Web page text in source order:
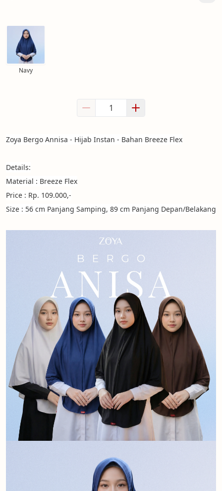
Navy
Zoya Bergo Annisa - Hijab Instan - Bahan Breeze Flex
Details:
Material : Breeze Flex
Price : Rp. 109.000,-
Size : 56 cm Panjang Samping, 89 cm Panjang Depan/Belakang